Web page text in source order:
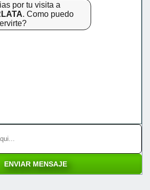
por tu visita a
. Como puedo